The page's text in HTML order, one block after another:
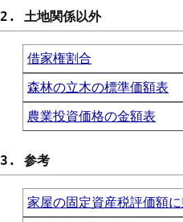
2. 土地関係以外
借家権割合
森林の立木の標準価額表
農業投資価格の金額表
3. 参考
家屋の固定資産税評価額